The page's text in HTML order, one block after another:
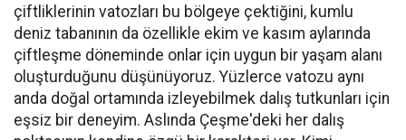
çiftliklerinin vatozları bu bölgeye çektiğini, kumlu
deniz tabanının da özellikle ekim ve kasım aylarında
çiftleşme döneminde onlar için uygun bir yaşam alanı
oluşturduğunu düşünüyoruz. Yüzlerce vatozu aynı
anda doğal ortamında izleyebilmek dalış tutkunları için
eşsiz bir deneyim. Aslında Çeşme'deki her dalış